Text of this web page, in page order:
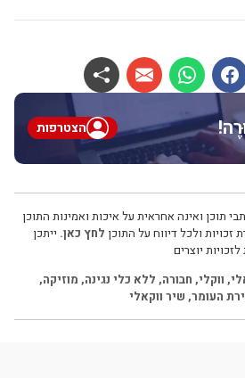
הצטרפות
תוכן ואינה אחראית על איכות ואמינות התוכן
ולכל דיווח על התוכן לחץ כאן. ייתכן
יוצרים
, ווקלי, חבורה, ללא כלי נגינה, מוזיקה,
העומר, שיר ווקאלי